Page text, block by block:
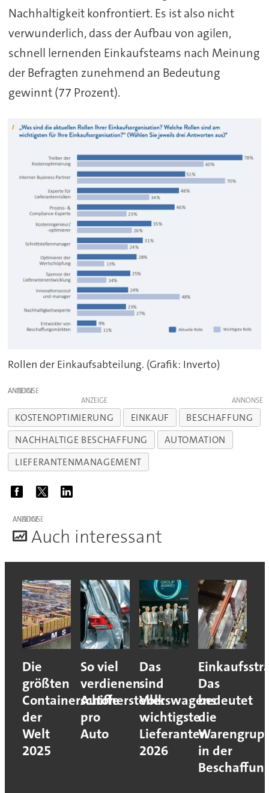
Nachhaltigkeit konfrontiert. Es ist also nicht
verwunderlich, dass der Aufbau von agilen,
schnell lernenden Einkaufsteams nach Meinung
der Befragten zunehmend an Bedeutung
gewinnt (77 Prozent).
Rollen der Einkaufsabteilung. (Grafik: Inverto)
ANZEIGE
ANZEIGE
KOSTENOPTIMIERUNG EINKAUF
BESCHAFFUNG
NACHHALTIGE BESCHAFFUNG
AUTOMATION
LIEFERANTENMANAGEMENT
ANZEIGE
Auch interessant
Die
größten
Containerschiffe
der
Welt
2025
So viel
verdienen
Autohersteller
pro
Auto
Das
sind
Volkswagens
wichtigste
Lieferanten
2026
Das
bedeutet
die
in der